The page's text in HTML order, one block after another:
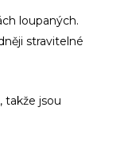
loupaných.
stravitelné
takže jsou